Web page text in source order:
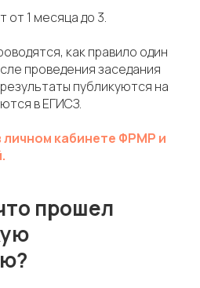
от 1 месяца до 3.
как правило один
проведения заседания
публикуются на
в ЕГИСЗ.
личном кабинете ФРМР и
прошел